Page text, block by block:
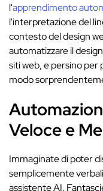
l'apprendimento
l'interpretazione del
contesto del design
automatizzare il
siti web, e persino per
modo
Veloce e
Immaginate di poter
semplicemente
assistente AI.